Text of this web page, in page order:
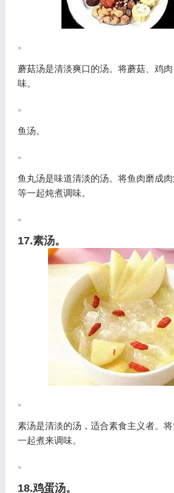
。
蘑菇汤是清淡爽口的汤。将蘑菇、鸡
味。
。
鱼汤。
。
鱼丸汤是味道清淡的汤。将鱼肉磨成
等一起炖煮调味。
。
17.素汤。
。
素汤是清淡的汤，适合素食主义者。
一起煮来调味。
。
18.鸡蛋汤。